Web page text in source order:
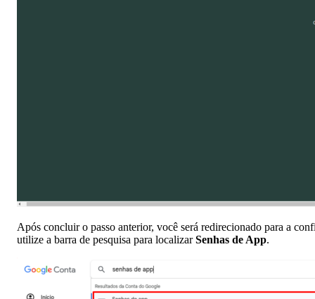
Após concluir o passo anterior, você será redirecionado para a
utilize a barra de pesquisa para localizarSenhas de App.